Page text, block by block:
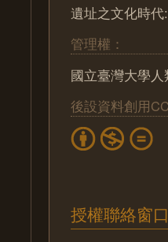
遺址之文化時代
管理權：
國立臺灣大學人
後設資料創用CC
授權聯絡窗口